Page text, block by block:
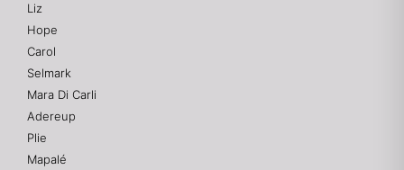
Liz
Hope
Carol
Selmark
Mara Di Carli
Adereup
Plie
Mapalé
¡Hola! 👋
Gracias por visitarnos. Te asesoramos
personalmente con tu compra: tallas, envíos y